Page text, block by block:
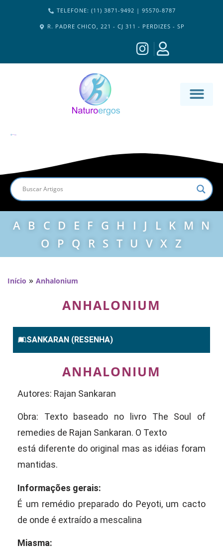
TELEFONE: (11) 3871-9492 | 95570-8787
R. PADRE CHICO, 221 - CJ 311 - PERDIZES - SP
A B C D E F G H I J L K M N
O
P Q R S T U V X Z
Início » Anhalonium
ANHALONIUM
SANKARAN (RESENHA)
ANHALONIUM
Autores: Rajan Sankaran
Obra: Texto baseado no livro The Soul of
remedies de Rajan Sankaran. O Texto
está diferente do original mas as idéias foram
mantidas.
Informações gerais:
É um remédio preparado do Peyoti, um cacto
de onde é extraído a mescalina
Miasma: